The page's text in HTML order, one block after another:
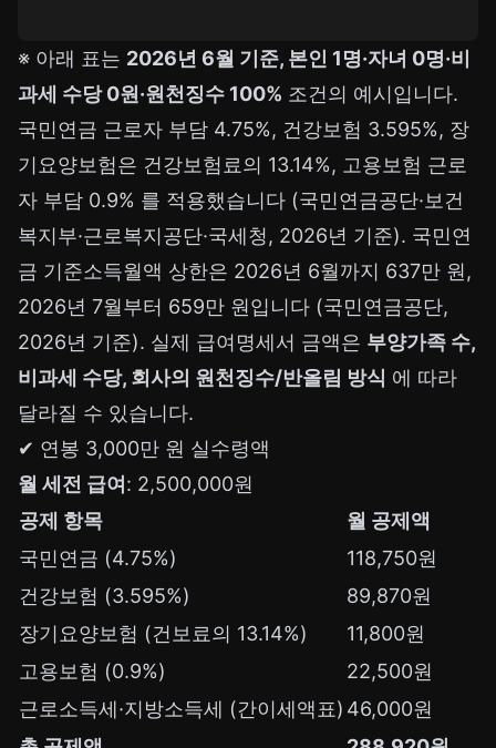
※ 아래 표는 2026년 6월 기준, 본인 1명·자녀 0명·비
과세 수당 0원·원천징수 100% 조건의 예시입니다.
국민연금 근로자 부담 4.75%, 건강보험 3.595%, 장
기요양보험은 건강보험료의 13.14%, 고용보험 근로
자 부담 0.9% 를 적용했습니다 (국민연금공단·보건
복지부·근로복지공단·국세청, 2026년 기준). 국민연
금 기준소득월액 상한은 2026년 6월까지 637만 원,
2026년 7월부터 659만 원입니다 (국민연금공단,
2026년 기준). 실제 급여명세서 금액은 부양가족 수,
비과세 수당, 회사의 원천징수/반올림 방식 에 따라
달라질 수 있습니다.
✔ 연봉 3,000만 원 실수령액
월 세전 급여 : 2,500,000원
공제 항목
월 공제액
국민연금 (4.75%)
118,750원
건강보험 (3.595%)
89,870원
장기요양보험 (건보료의 13.14%)
11,800원
고용보험 (0.9%)
22,500원
근로소득세·지방소득세 (간이세액표) 46,000원